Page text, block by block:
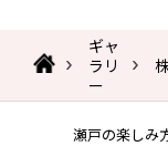
ギャ
ラリ
ー
瀬戸の楽しみ